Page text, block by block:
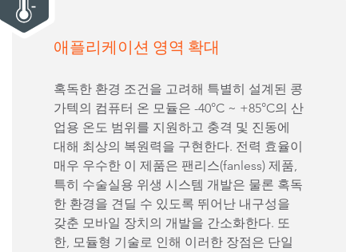
애플리케이션 영역 확대
혹독한 환경 조건을 고려해 특별히 설계된 콩
가텍의 컴퓨터 온 모듈은 -40°C ~ +85°C의 산
업용 온도 범위를 지원하고 충격 및 진동에
대해 최상의 복원력을 구현한다. 전력 효율이
매우 우수한 이 제품은 팬리스(fanless) 제품,
특히 수술실용 위생 시스템 개발은 물론 혹독
한 환경을 견딜 수 있도록 뛰어난 내구성을
갖춘 모바일 장치의 개발을 간소화한다. 또
한, 모듈형 기술로 인해 이러한 장점은 단일